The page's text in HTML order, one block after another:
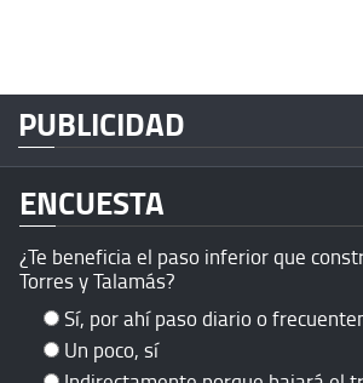
PUBLICIDAD
ENCUESTA
¿Te beneficia el paso inferior que
Torres y Talamás?
Sí, por ahí paso diario o
Un poco, sí